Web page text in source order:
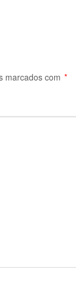
marcados com *